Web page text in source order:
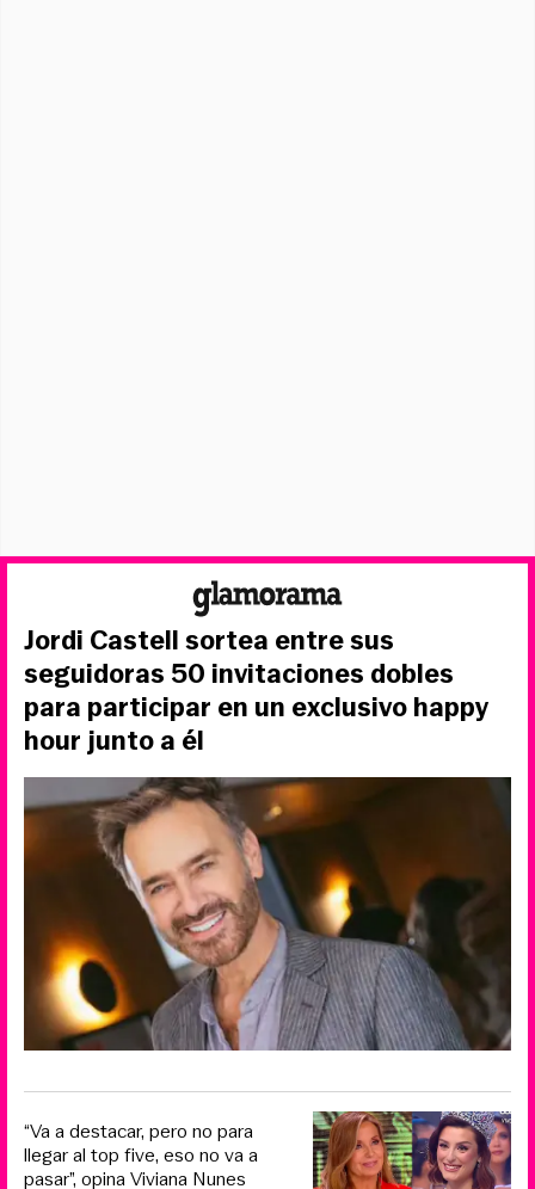
Jordi Castell sortea entre sus
seguidoras 50 invitaciones dobles
para participar en un exclusivo happy
hour junto a él
“Va a destacar, pero no para
llegar al top five, eso no va a
pasar”, opina Viviana Nunes